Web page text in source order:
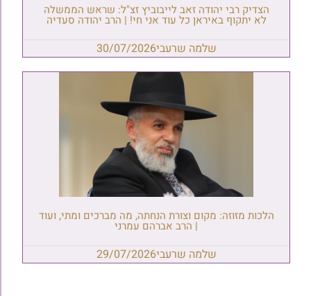
הצדיק רבי יהודה זאב לייבוביץ זצ"ל: שראש הממשלה
לא יתקוף באיראן כל עוד אני חי! | הרב יהודה סעדיה
שלמה שרעבי30/07/2026
הלכות מזוזה: מקום וצורת הנחתה, מה מברכים ומתי, ועוד
| הרב אברהם עמרני
שלמה שרעבי29/07/2026